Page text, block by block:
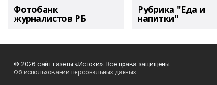
Фотобанк
журналистов РБ
Рубрика "Еда и
напитки"
© 2026 сайт газеты «Истоки». Все права защищены.
Об использовании персональных данных